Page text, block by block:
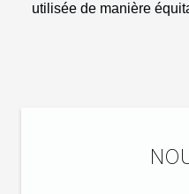
utilisée de manière